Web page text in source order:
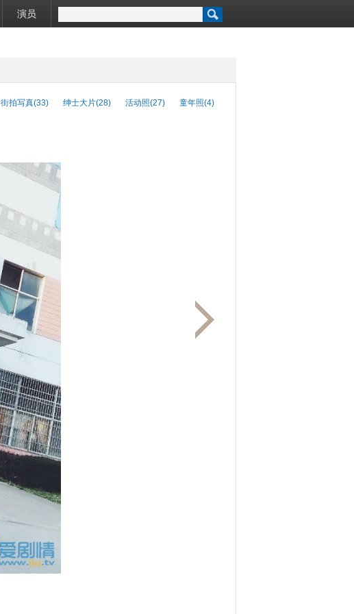
演员
街拍写真(33) 绅士大片(28) 活动照(27)
童年照(4)